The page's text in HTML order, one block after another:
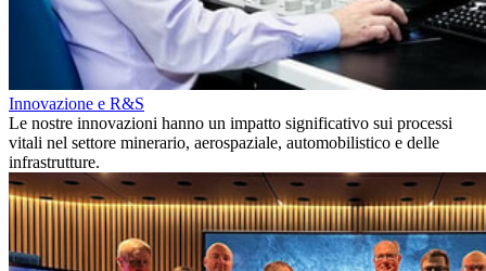
Innovazione e R&S
Le nostre innovazioni hanno un impatto significativo sui processi
vitali nel settore minerario, aerospaziale, automobilistico e delle
infrastrutture.